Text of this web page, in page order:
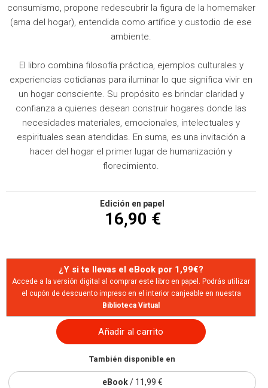
consumismo, propone redescubrir la figura de la homemaker
(ama del hogar), entendida como artífice y custodio de ese
ambiente.
El libro combina filosofía práctica, ejemplos culturales y
experiencias cotidianas para iluminar lo que significa vivir en
un hogar consciente. Su propósito es brindar claridad y
confianza a quienes desean construir hogares donde las
necesidades materiales, emocionales, intelectuales y
espirituales sean atendidas. En suma, es una invitación a
hacer del hogar el primer lugar de humanización y
florecimiento.
Edición en papel
16,90 €
¿Y si te llevas el eBook por 1,99€?
Accede a la versión digital al comprar este libro en papel. Podrás utilizar
el cupón de descuento impreso en el interior canjeable en nuestra
Biblioteca Virtual
Añadir al carrito
También disponible en
eBook/ 11,99 €